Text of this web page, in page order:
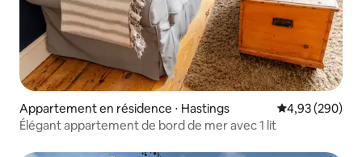
Appartement en résidence ⋅ Hastings Évaluation
4,93 (290)
Élégant appartement de bord de mer avec 1 lit